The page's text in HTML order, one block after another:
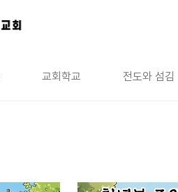
교회학교 전도와 섬김